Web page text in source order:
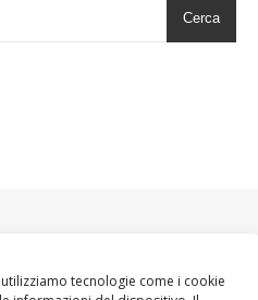
tecnologie come i cookie
Cerca